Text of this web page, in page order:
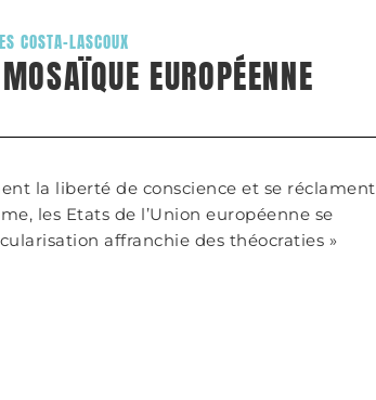
COSTA-LASCOUX
EUROPÉENNE
la liberté de conscience et se réclament
les Etats de l’Union européenne se
affranchie des théocraties »